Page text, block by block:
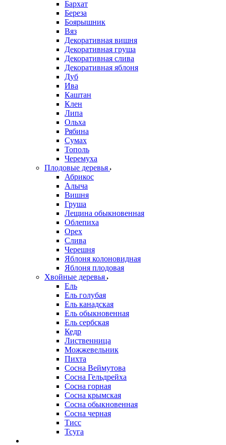
Бархат
Береза
Боярышник
Вяз
Декоративная вишня
Декоративная груша
Декоративная слива
Декоративная яблоня
Дуб
Ива
Каштан
Клен
Липа
Ольха
Рябина
Сумах
Тополь
Черемуха
Плодовые деревья
Абрикос
Алыча
Вишня
Груша
Лещина обыкновенная
Облепиха
Орех
Слива
Черешня
Яблоня колоновидная
Яблоня плодовая
Хвойные деревья
Ель
Ель голубая
Ель канадская
Ель обыкновенная
Ель сербская
Кедр
Лиственница
Можжевельник
Пихта
Сосна Веймутова
Сосна Гельдрейха
Сосна горная
Сосна крымская
Сосна обыкновенная
Сосна черная
Тисс
Тсуга